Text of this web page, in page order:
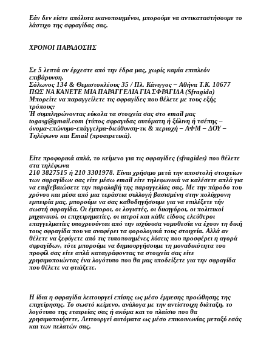
Εάν δεν είστε απόλυτα ικανοποιημένοι, μπορούμε να αντικαταστήσουμε το
λάστιχο της σφραγίδας σας.
ΧΡΟΝΟΙ ΠΑΡΑΔΟΣΗΣ
Σε 5 λεπτά αν έρχεστε από την έδρα μας, χωρίς καμία επιπλεόν
επιβάρυνση.
Σόλωνος 134 & Θεμιστοκλέους 35 / Πλ. Κάνιγγος – Αθήνα Τ.Κ. 10677
ΠΩΣ ΝΑ ΚΑΝΕΤΕ ΜΙΑ ΠΑΡΑΓΓΕΛΙΑ ΓΙΑ ΣΦΡΑΓΙΔΑ (Sfragida)
Μπορείτε να παραγγείλετε τις σφραγίδες που θέλετε με τους εξής
τρόπους:
Ή συμπληρώνοντας εύκολα τα στοιχεία σας στο email μας
togasg@gmail.com (τύπος σφραγιδας αυτόματη ή ξύλινη ή τσέπης –
όνομα-επώνυμο-επάγγελμα-διεύθυνση-τκ & περιοχή – ΑΦΜ – ΔΟΥ –
Τηλέφωνο και Email (προαιρετικά).
Είτε προφορικά απλά, το κείμενο για τις σφραγίδες (sfragides) που θέλετε
στα τηλέφωνα
210 3827515 ή 210 3301978. Είναι χρήσιμο μετά την αποστολή στοιχείων
των σφραγίδων σας είτε μέσω email είτε τηλεφωνικά να καλέσετε απλά για
να επιβεβαιώσετε την παραλαβή της παραγγελίας σας. Με την πάροδο του
χρόνου και μέσα από μια τεράστια συλλογή βασισμένη στην πολύχρονη
εμπειρία μας, μπορούμε να σας καθοδηγήσουμε για να επιλέξετε τήν
σωστή σφραγίδα. Οι έμποροι, οι λογιστές, οι δικηγόροι, οι πολιτικοί
μηχανικοί, οι επιχειρηματίες, οι ιατροί και κάθε είδους ελεύθεροι
επαγγελματίες υποχρεούνται από την ισχύουσα νομοθεσία να έχουν τη δική
τους σφραγίδα που να αναφέρει τα φορολογικά τους στοιχεία. Αλλά αν
θέλετε να ξεφύγετε από τις τυποποιημένες λύσεις που προσφέρει η αγορά
σφραγίδων, τότε μπορούμε να δημιουργήσουμε τη μοναδικότητα του
προφίλ σας είτε απλά καταγράφοντας τα στοιχεία σας είτε
χρησιμοποιώντας ένα λογότυπο που θα μας υποδείξετε για την σφραγίδα
που θέλετε να φτιάξετε.
Η ίδια η σφραγίδα λειτουργεί επίσης ως μέσο έμμεσης προώθησης της
επιχείρησης. Το σωστό κείμενο, ανάλογα με την αντίστοιχη διάταξη, το
λογότυπο της εταιρείας σας ή ακόμα και το πλαίσιο που θα
χρησιμοποιήσετε, Λειτουργεί αυτόματα ως μέσο επικοινωνίας μεταξύ εσάς
και των πελατών σας.